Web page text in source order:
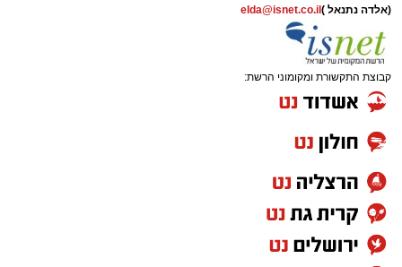
(אלדה נתנאל ) elda@isnet.co.il
קבוצת התקשורת ומקומוני הרשת: